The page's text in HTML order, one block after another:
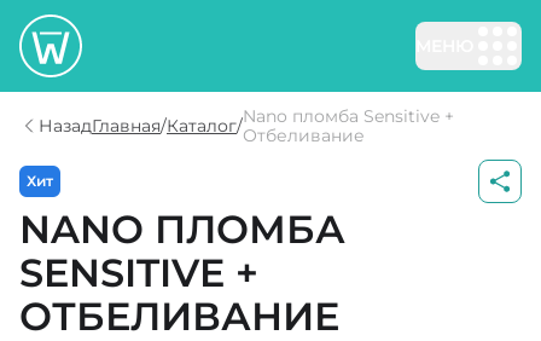
НазадГлавная/Каталог/Nano пломба Sensitive +
Отбеливание
Хит
NANO ПЛОМБА
SENSITIVE +
ОТБЕЛИВАНИЕ